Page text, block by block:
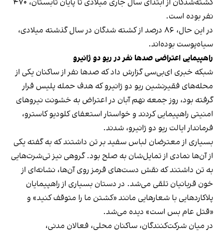
کشته‌شدگان از ابتدای سال جاری میلادی تا پایان تابستان، ۴۷۰
نفر بوده است.
در این حال، ۸۶ درصد از کشته شدگان در سال گذشته میلادی،
سیاه‌پوست بوده‌اند.
راهپیمایی اعتراضی صدها نفر در ریو دو ژانیرو
شبکه خبری ای‌بی‌سی گزارش داد که صدها نفر از ساکنان یکی از
محله‌های فقیرنشین ریو دو ژانیرو که هدف حمله پلیس قرار
گرفته بود، روز جمعه نهم آبان در اعتراض به خشونت نیروهای
امنیتی راهپیمایی کردند و خواستار استعفای کلودیو کاسترو،
فرماندار ایالت ریو دو ژانیرو، شدند.
بسیاری از معترضان لباس سفید بر تن داشتند که به گفته یکی
از آن‌ها نمادی از تمایل‌شان به صلح بود. گروهی نیز تی‌شرت‌هایی
به تن داشتند که نقش دست‌های قرمز روی آن‌ها، نشانه‌ای از
خون قربانیان تلقی می‌شد. در دستان بسیاری از راهپیمایان
پلاکاردهایی با شعارهایی مانند «کشتن ما را متوقف کنید» و
«قتل عام بس است» دیده می‌شد.
در میان شرکت‌کنندگان، ساکنان محلی، فعالان مدنی،